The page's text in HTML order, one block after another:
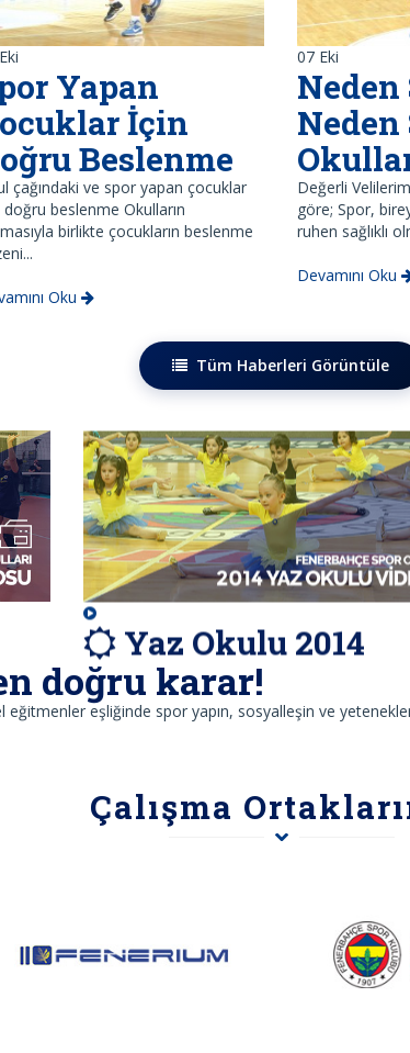
Eki
Yapan
İçin
Beslenme
çağındaki ve spor yapan çocuklar
doğru beslenme Okulların
birlikte çocukların beslenme
Oku
07 Eki
Neden
Neden
Değerli
göre; Spor,
ruhen sağlıklı
Devamını Oku
Tüm Haberleri Görüntüle
Yaz Okulu 2014
doğru karar!
eşliğinde spor yapın, sosyalleşin ve
Çalışma